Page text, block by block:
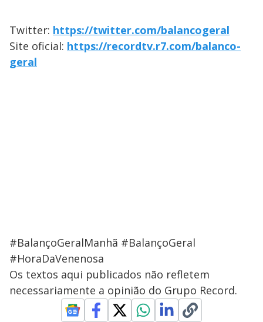
Twitter: https://twitter.com/balancogeral
Site oficial: https://recordtv.r7.com/balanco-
geral
#BalançoGeralManhã #BalançoGeral
#HoraDaVenenosa
Os textos aqui publicados não refletem
necessariamente a opinião do Grupo Record.